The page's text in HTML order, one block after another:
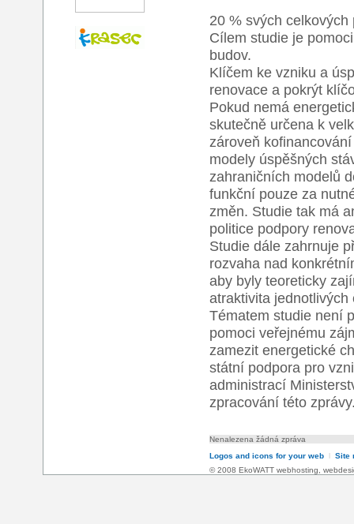
20 % svých
Cílem studie je
budov.
Klíčem ke vzniku a
renovace a pokrýt
Pokud nemá
skutečně určena k
zároveň
modely úspěšných
zahraničních modelů
funkční pouze za
změn. Studie tak má
politice podpory
Studie dále zahrnuje
rozvaha nad
aby byly teoreticky
atraktivita
Tématem studie není
pomoci veřejnému
zamezit energetické
státní podpora pro
administrací
zpracování této
Nenalezena žádná zpráva
Logos and icons for your web
Site
© 2008 EkoWATT webhosting,